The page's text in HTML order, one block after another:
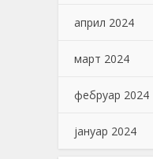
април 2024
март 2024
фебруар 2024
јануар 2024